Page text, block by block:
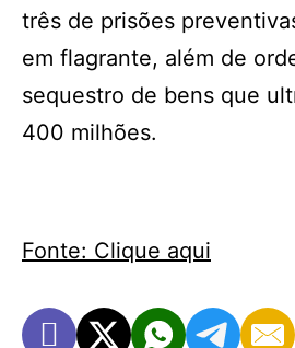
três de prisões
em flagrante, além de
sequestro de bens que
400 milhões.
Fonte: Clique aqui